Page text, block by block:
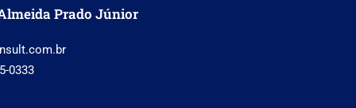
Prado Júnior
0333